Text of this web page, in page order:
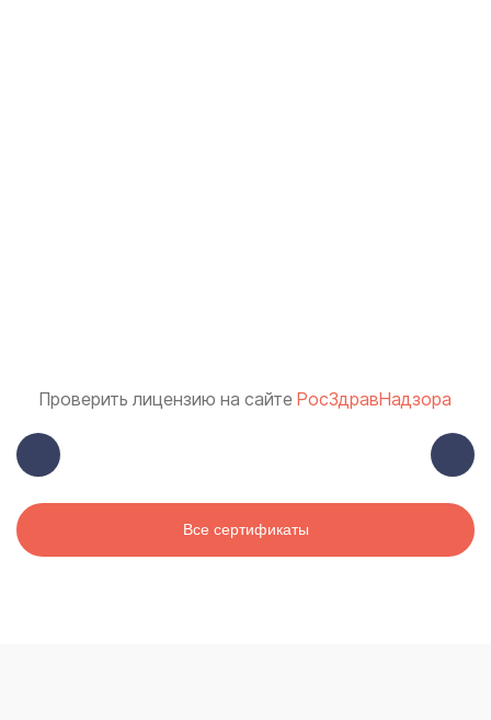
Все сертификаты
Проверить лицензию на сайте РосЗдравНадзора